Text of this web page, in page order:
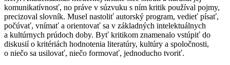
komunikatívnosť, no práve v súzvuku s ním kritik používal pojmy,
precizoval slovník. Musel nastoliť autorský program, vedieť písať,
počúvať, vnímať a orientovať sa v základných intelektuálnych
a kultúrnych prúdoch doby. Byť kritikom znamenalo vstúpiť do
diskusií o kritériách hodnotenia literatúry, kultúry a spoločnosti,
o niečo sa usilovať, niečo formovať, jednoducho tvoriť.